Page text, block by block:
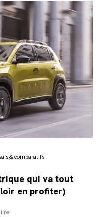
& comparatifs
qui va tout
en profiter)